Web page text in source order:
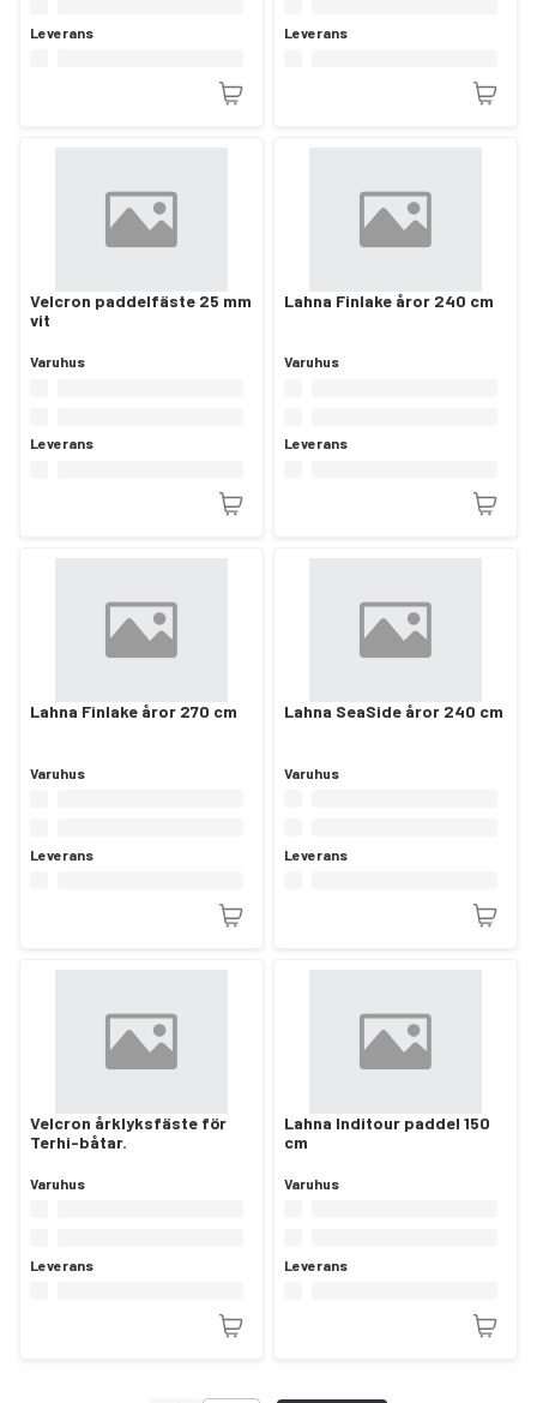
Leverans Leverans
Velcron paddelfäste 25 mm
vit
Varuhus
Leverans
Lahna Finlake åror 240 cm
Varuhus
Leverans
Lahna Finlake åror 270 cm
Varuhus
Leverans
Lahna SeaSide åror 240 cm
Varuhus
Leverans
Velcron årklyksfäste för
Terhi-båtar.
Varuhus
Leverans
Lahna Inditour paddel 150
cm
Varuhus
Leverans